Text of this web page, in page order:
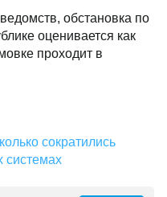
обстановка по
оценивается как
проходит в
сократились
системах